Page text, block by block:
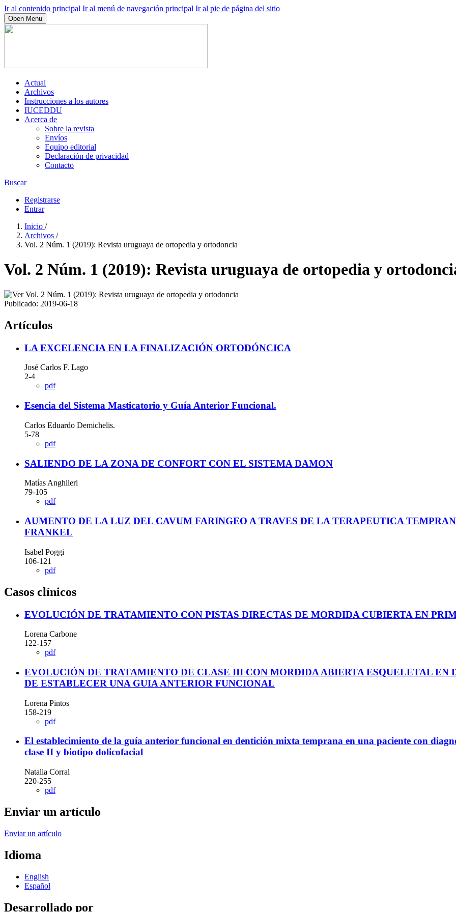
Ir al contenido principal Ir al menú de navegación principal Ir al pie de página del sitio
Open Menu
Actual
Archivos
Instrucciones a los autores
IUCEDDU
Acerca de
Sobre la revista
Envíos
Equipo editorial
Declaración de privacidad
Contacto
Buscar
Registrarse
Entrar
Inicio /
Archivos /
Vol. 2 Núm. 1 (2019): Revista uruguaya de ortopedia y ortodoncia
Vol. 2 Núm. 1 (2019): Revista uruguaya de ortopedia y
Publicado: 2019-06-18
Artículos
LA EXCELENCIA EN LA FINALIZACIÓN ORTODÓNCICA
José Carlos F. Lago
2-4
pdf
Esencia del Sistema Masticatorio y Guía Anterior Funcional.
Carlos Eduardo Demichelis.
5-78
pdf
SALIENDO DE LA ZONA DE CONFORT CON EL SISTEMA DAMON
Matías Anghileri
79-105
pdf
AUMENTO DE LA LUZ DEL CAVUM FARINGEO A TRAVES DE LA TERAPEUTICA
FRANKEL
Isabel Poggi
106-121
pdf
Casos clínicos
EVOLUCIÓN DE TRATAMIENTO CON PISTAS DIRECTAS DE MORDIDA CUBIERTA EN
Lorena Carbone
122-157
pdf
EVOLUCIÓN DE TRATAMIENTO DE CLASE III CON MORDIDA ABIERTA ESQUELETAL
DE ESTABLECER UNA GUIA ANTERIOR FUNCIONAL
Lorena Pintos
158-219
pdf
El establecimiento de la guía anterior funcional en dentición mixta temprana en una paciente con
clase II y biotipo dolicofacial
Natalia Corral
220-255
pdf
Enviar un artículo
Enviar un artículo
Idioma
English
Español
Desarrollado por